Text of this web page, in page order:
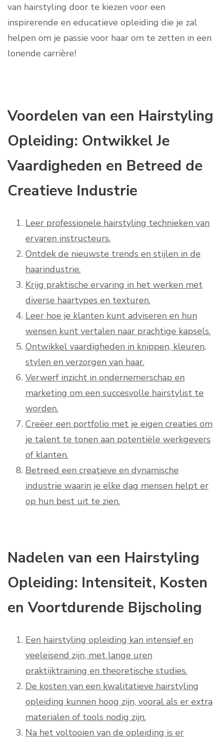
van hairstyling door te kiezen voor een
inspirerende en educatieve opleiding die je zal
helpen om je passie voor haar om te zetten in een
lonende carrière!
Voordelen van een Hairstyling
Opleiding: Ontwikkel Je
Vaardigheden en Betreed de
Creatieve Industrie
Leer professionele hairstyling technieken van
ervaren instructeurs.
Ontdek de nieuwste trends en stijlen in de
haarindustrie.
Krijg praktische ervaring in het werken met
diverse haartypes en texturen.
Leer hoe je klanten kunt adviseren en hun
wensen kunt vertalen naar prachtige kapsels.
Ontwikkel vaardigheden in knippen, kleuren,
stylen en verzorgen van haar.
Verwerf inzicht in ondernemerschap en
marketing om een succesvolle hairstylist te
worden.
Creëer een portfolio met je eigen creaties om
je talent te tonen aan potentiële werkgevers
of klanten.
Betreed een creatieve en dynamische
industrie waarin je elke dag mensen helpt er
op hun best uit te zien.
Nadelen van een Hairstyling
Opleiding: Intensiteit, Kosten
en Voortdurende Bijscholing
Een hairstyling opleiding kan intensief en
veeleisend zijn, met lange uren
praktijktraining en theoretische studies.
De kosten van een kwalitatieve hairstyling
opleiding kunnen hoog zijn, vooral als er extra
materialen of tools nodig zijn.
Na het voltooien van de opleiding is er